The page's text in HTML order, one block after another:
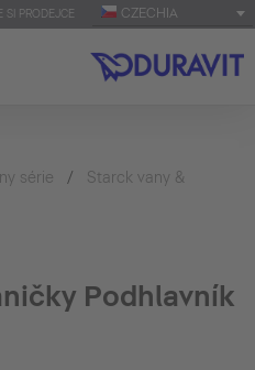
SI PRODEJCE CZECHIA
série
Starck vany &
Podhlavník